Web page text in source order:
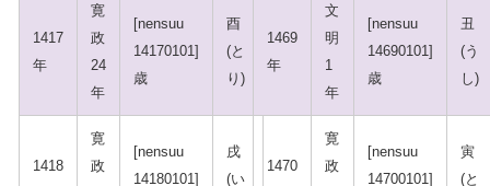
1417
年
寛
政
24
年
[nensuu
14170101]
歳
酉
(と
り)
1418
寛
政
[nensuu
14180101]
戌
(い
1469
年
文
明
1
年
[nensuu
14690101]
歳
丑
(う
し)
1470
寛
政
[nensuu
14700101]
寅
(と